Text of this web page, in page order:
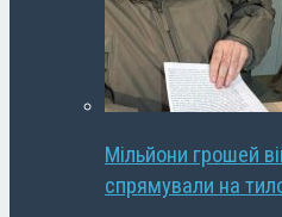
Мільйони грошей
спрямували на